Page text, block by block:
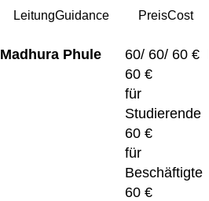
LeitungGuidance PreisCost
Madhura Phule
60/ 60/ 60 €
60 €
für
Studierende
60 €
für
Beschäftigte
60 €